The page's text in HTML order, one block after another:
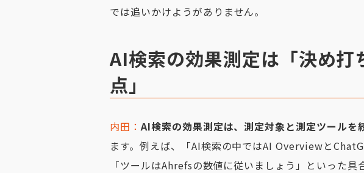
では追いかけようがありません。
AI検索の効果測定は「決め打
点」
内田：AI検索の効果測定は、測定対象と測定ツールを
ます。例えば、「AI検索の中ではAI Overviewと
「ツールはAhrefsの数値に従いましょう」といった具